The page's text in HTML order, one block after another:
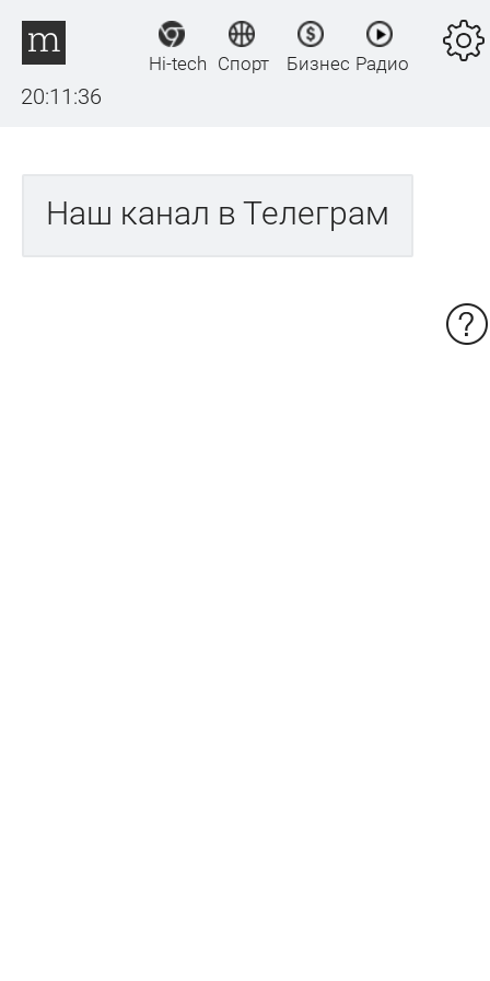
20:11:36
Hi-tech Спорт Бизнес Радио
Наш канал в Телеграм